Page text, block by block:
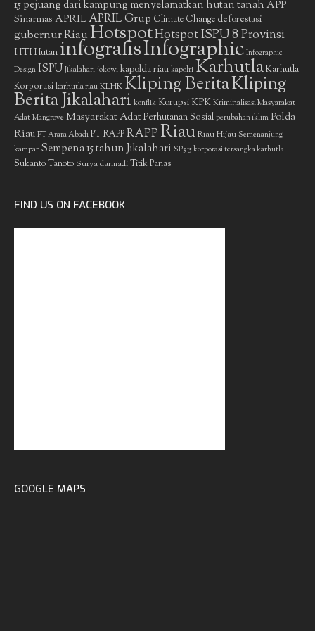
15 pejuang dari kampung menyelamatkan hutan tanah APP
Sinarmas APRIL APRIL Grup Climate Change deforestasi
gubernur RiauHotspotHotspot ISPU 8 Provinsi
HTIHutan infografisInfographic Infographic
Design ISPU Jikalahari jokowi kapolda riau kapolri KarhutlaKarhutla
Korporasikarhutla riauKLHKKliping BeritaKliping
Berita Jikalahari konflik Korupsi KPKKriminalisasi Masyarakat
Adat Mangrove Masyarakat AdatPerhutanan Sosial perubahan iklim Polda
Riau PT Arara Abadi PT RAPPRAPPRiauRiau Hijau Semenanjung
kampar Sempena 15 tahun Jikalahari SP3 15 korporasi tersangka karhutla
Sukanto Tanoto Surya darmadiTitik Panas
FIND US ON FACEBOOK
GOOGLE MAPS